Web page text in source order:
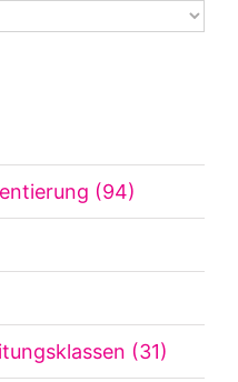
(94)
(31)